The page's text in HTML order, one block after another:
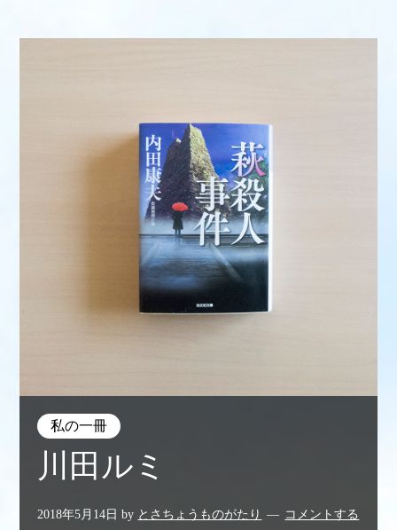
私の一冊
川田ルミ
2018年5月14日 by とさちょうものがたり コメントする